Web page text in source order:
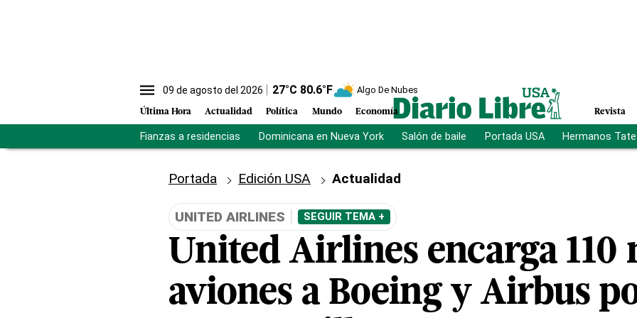
09 de agosto del 2026 27°C 80.6°F Algo De Nubes
Última Hora Actualidad Política Mundo Economía Revista
Fianzas a residencias Dominicana en Nueva York Salón de baile Portada USA Hermanos Tate
Portada Edición USA Actualidad
UNITED AIRLINES SEGUIR TEMA +
United Airlines encarga 110
aviones a Boeing y Airbus